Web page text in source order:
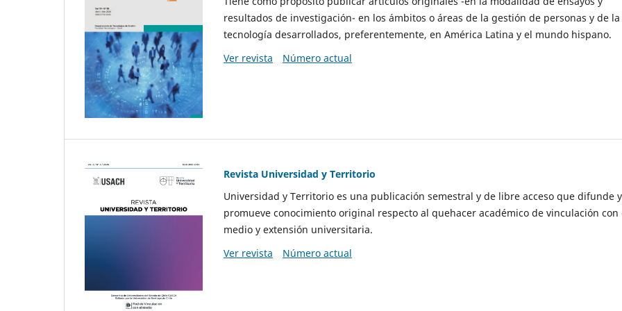
resultados de investigación- en los ámbitos o áreas de la gestión de personas y de la
tecnología desarrollados, preferentemente, en América Latina y el mundo hispano.
Ver revista
Número actual
Revista Universidad y Territorio
Universidad y Territorio es una publicación semestral y de libre acceso que difunde y
promueve conocimiento original respecto al quehacer académico de vinculación con
medio y extensión universitaria.
Ver revista
Número actual